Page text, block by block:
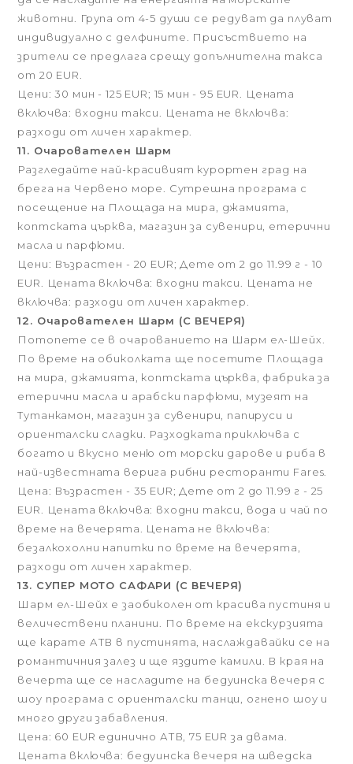
животни. Група от 4-5 души се редуват да плуват
индивидуално с делфините. Присъствието на
зрители се предлага срещу допълнителна такса
от 20 EUR.
Цени: 30 мин - 125 EUR; 15 мин - 95 EUR. Цената
включва: входни такси. Цената не включва:
разходи от личен характер.
11. Очарователен Шарм
Разгледайте най-красивият курортен град на
брега на Червено море. Сутрешна програма с
посещение на Площада на мира, джамията,
коптската църква, магазин за сувенири, етерични
масла и парфюми.
Цени: Възрастен - 20 EUR; Дете от 2 до 11.99 г - 10
EUR. Цената включва: входни такси. Цената не
включва: разходи от личен характер.
12. Очарователен Шарм (С ВЕЧЕРЯ)
Потопете се в очарованието на Шарм ел-Шейх.
По време на обиколката ще посетите Площада
на мира, джамията, коптската църква, фабрика за
етерични масла и арабски парфюми, музеят на
Тутанкамон, магазин за сувенири, папируси и
ориенталски сладки. Разходката приключва с
богато и вкусно меню от морски дарове и риба в
най-известната верига рибни ресторанти Fares.
Цена: Възрастен - 35 EUR; Дете от 2 до 11.99 г - 25
EUR. Цената включва: входни такси, вода и чай по
време на вечерята. Цената не включва:
безалкохолни напитки по време на вечерята,
разходи от личен характер.
13. СУПЕР МОТО САФАРИ (С ВЕЧЕРЯ)
Шарм ел-Шейх е заобиколен от красива пустиня и
величествени планини. По време на екскурзията
ще карате АТВ в пустинята, наслаждавайки се на
романтичния залез и ще яздите камили. В края на
вечерта ще се насладите на бедуинска вечеря с
шоу програма с ориенталски танци, огнено шоу и
много други забавления.
Цена: 60 EUR единично АТВ, 75 EUR за двама.
Цената включва: бедуинска вечеря на шведска